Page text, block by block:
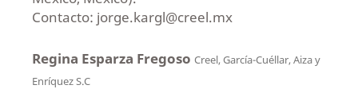
Contacto: jorge.kargl@creel.mx
Regina Esparza Fregoso Creel, García-Cuéllar, Aiza y
Enríquez S.C